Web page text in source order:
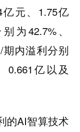
元、1.75亿
为42.7%、
期内溢利分别
0.661亿以及
的AI智算技术